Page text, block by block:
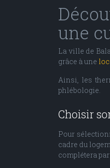
une
La ville de
grâce à une
Ainsi, les
phlébologie.
Choisir
Pour
cadre du
complétera